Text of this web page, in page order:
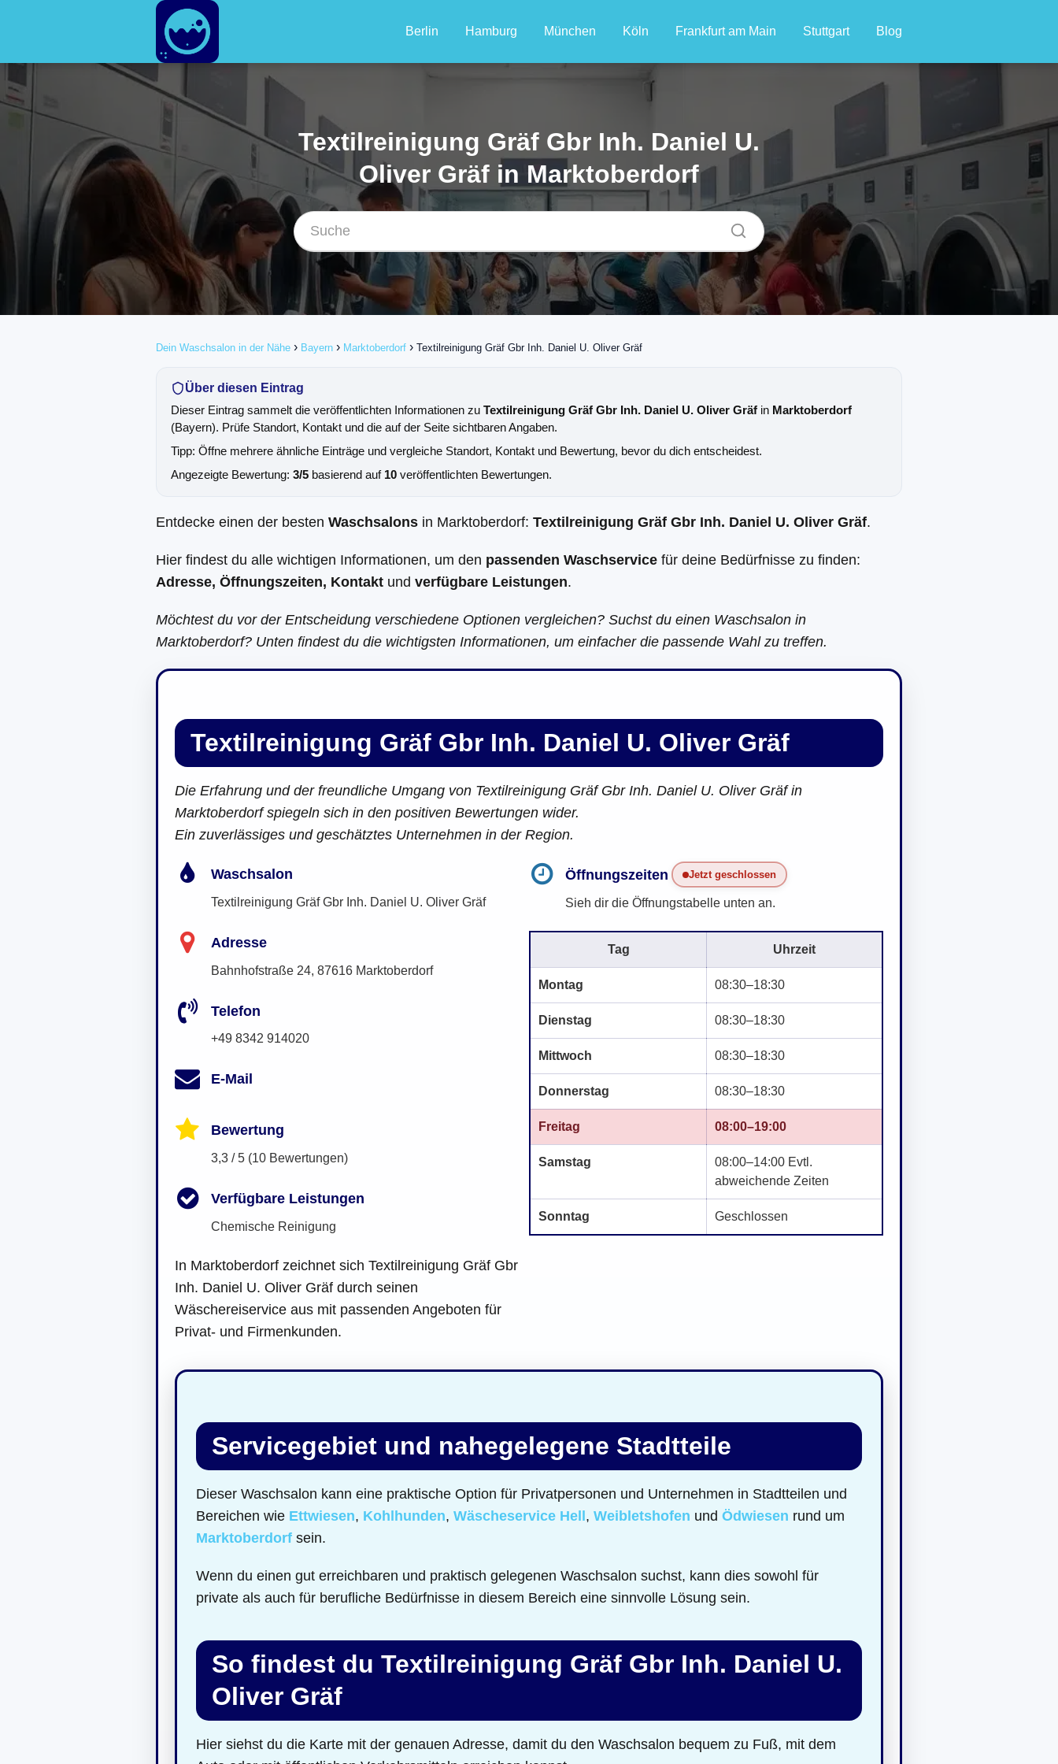
Berlin Hamburg München Köln Frankfurt am Main Stuttgart Blog
Textilreinigung Gräf Gbr Inh. Daniel U.
Oliver Gräf in Marktoberdorf
Dein Waschsalon in der Nähe Bayern Marktoberdorf Textilreinigung Gräf Gbr Inh. Daniel U. Oliver Gräf
Über diesen Eintrag
Dieser Eintrag sammelt die veröffentlichten Informationen zu Textilreinigung Gräf Gbr Inh. Daniel U. Oliver Gräf in Marktoberdorf
(Bayern). Prüfe Standort, Kontakt und die auf der Seite sichtbaren Angaben.
Tipp: Öffne mehrere ähnliche Einträge und vergleiche Standort, Kontakt und Bewertung, bevor du dich entscheidest.
Angezeigte Bewertung: 3/5 basierend auf 10 veröffentlichten Bewertungen.
Entdecke einen der besten Waschsalons in Marktoberdorf: Textilreinigung Gräf Gbr Inh. Daniel U. Oliver Gräf.
Hier findest du alle wichtigen Informationen, um den passenden Waschservice für deine Bedürfnisse zu finden:
Adresse, Öffnungszeiten, Kontakt und verfügbare Leistungen.
Möchtest du vor der Entscheidung verschiedene Optionen vergleichen? Suchst du einen Waschsalon in
Marktoberdorf? Unten findest du die wichtigsten Informationen, um einfacher die passende Wahl zu treffen.
Textilreinigung Gräf Gbr Inh. Daniel U. Oliver Gräf
Die Erfahrung und der freundliche Umgang von Textilreinigung Gräf Gbr Inh. Daniel U. Oliver Gräf in
Marktoberdorf spiegeln sich in den positiven Bewertungen wider.
Ein zuverlässiges und geschätztes Unternehmen in der Region.
Waschsalon
Textilreinigung Gräf Gbr Inh. Daniel U. Oliver Gräf
Adresse
Bahnhofstraße 24, 87616 Marktoberdorf
Telefon
+49 8342 914020
E-Mail
Bewertung
3,3 / 5 (10 Bewertungen)
Verfügbare Leistungen
Chemische Reinigung
In Marktoberdorf zeichnet sich Textilreinigung Gräf Gbr
Inh. Daniel U. Oliver Gräf durch seinen
Wäschereiservice aus mit passenden Angeboten für
Privat- und Firmenkunden.
Öffnungszeiten Jetzt geschlossen
Sieh dir die Öffnungstabelle unten an.
Tag Uhrzeit
Montag 08:30–18:30
Dienstag 08:30–18:30
Mittwoch 08:30–18:30
Donnerstag 08:30–18:30
Freitag 08:00–19:00
Samstag
08:00–14:00 Evtl.
abweichende Zeiten
Sonntag Geschlossen
Servicegebiet und nahegelegene Stadtteile
Dieser Waschsalon kann eine praktische Option für Privatpersonen und Unternehmen in Stadtteilen und
Bereichen wie Ettwiesen, Kohlhunden, Wäscheservice Hell, Weibletshofen und Ödwiesen rund um
Marktoberdorf sein.
Wenn du einen gut erreichbaren und praktisch gelegenen Waschsalon suchst, kann dies sowohl für
private als auch für berufliche Bedürfnisse in diesem Bereich eine sinnvolle Lösung sein.
So findest du Textilreinigung Gräf Gbr Inh. Daniel U.
Oliver Gräf
Hier siehst du die Karte mit der genauen Adresse, damit du den Waschsalon bequem zu Fuß, mit dem